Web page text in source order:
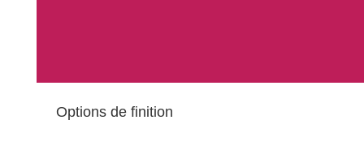
Options de finition